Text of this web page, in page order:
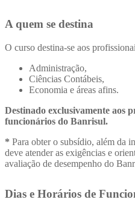
A quem se destina
O curso destina-se aos
Administração,
Ciências Contábeis,
Economia e áreas afins.
Destinado exclusivamente aos
funcionários do Banrisul.
* Para obter o subsídio, além da
deve atender as exigências e
avaliação de desempenho do
Dias e Horários de